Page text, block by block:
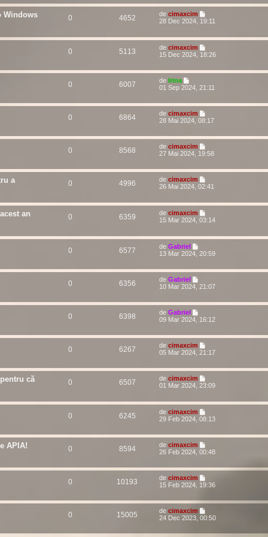
Windows
0 4652 de cimaxcim
28 Dec 2024, 19:11
0 5113 de cimaxcim
15 Dec 2024, 18:26
0 6007 de Irina
01 Sep 2024, 21:11
0 6864 de cimaxcim
28 Mai 2024, 08:17
0 8568 de cimaxcim
27 Mai 2024, 19:58
a
0 4996 de cimaxcim
26 Mai 2024, 02:41
an
0 6359 de cimaxcim
15 Mar 2024, 03:14
0 6577 de Gabriel
13 Mar 2024, 20:59
0 6356 de Gabriel
10 Mar 2024, 21:07
0 6398 de Gabriel
09 Mar 2024, 16:12
0 6267 de cimaxcim
05 Mar 2024, 21:17
că
0 6507 de cimaxcim
01 Mar 2024, 23:09
0 6245 de cimaxcim
29 Feb 2024, 08:13
APIA! 0 8594 de cimaxcim
26 Feb 2024, 00:48
0 10193 de cimaxcim
15 Feb 2024, 19:36
0 15005 de cimaxcim
24 Dec 2023, 00:50